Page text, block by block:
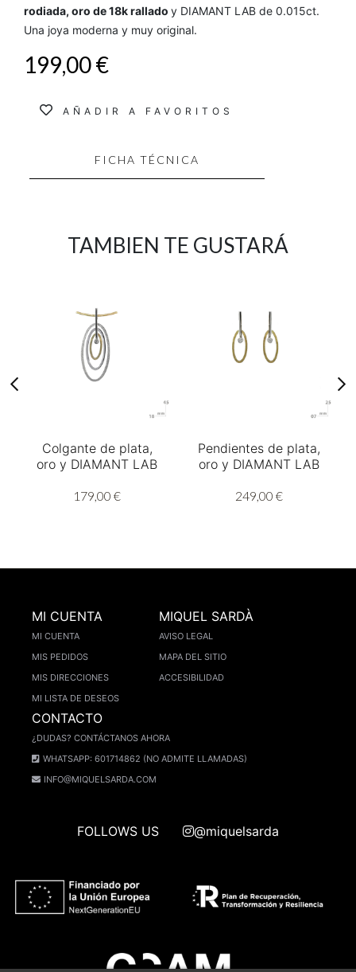
rodiada, oro de 18k rallado y DIAMANT LAB de 0.015ct.
Una joya moderna y muy original.
199,00 €
AÑADIR A FAVORITOS
FICHA TÉCNICA
TAMBIEN TE GUSTARÁ
Colgante de plata,
oro y DIAMANT LAB
179,00 €
Pendientes de plata,
oro y DIAMANT LAB
249,00 €
MI CUENTA
MI CUENTA
MIS PEDIDOS
MIS DIRECCIONES
MI LISTA DE DESEOS
MIQUEL SARDÀ
AVISO LEGAL
MAPA DEL SITIO
ACCESIBILIDAD
CONTACTO
¿DUDAS? CONTÁCTANOS AHORA
WHATSAPP: 601714862 (NO ADMITE LLAMADAS)
INFO@MIQUELSARDA.COM
FOLLOWS US @miquelsarda